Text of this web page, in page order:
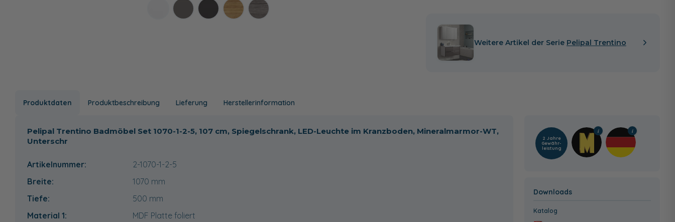
Weitere Artikel der Serie Pelipal Trentino
Produktdaten Produktbeschreibung Lieferung Herstellerinformation
Pelipal Trentino Badmöbel Set 1070-1-2-5, 107 cm, Spiegelschrank, LED-Leuchte im Kranzboden, Mineralmarmor-WT,
Unterschr
Artikelnummer:
2-1070-1-2-5
Breite:
1070 mm
Tiefe:
500 mm
Material 1:
MDF Platte foliert
2 Jahre
Gewähr­
leistung
Downloads
Katalog